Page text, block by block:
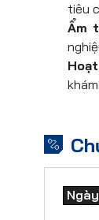
tiêu
Ẩm
Ngày